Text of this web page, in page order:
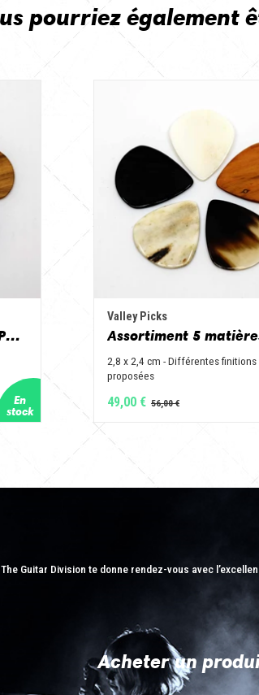
pourriez également
Assortiment 5 matières Petit Jazz - Corne de vache, os, bois de cerf, buis et corne de buffle
Valley Picks
2,8 x 2,4 cm - Différentes finitions
proposées
49,00 €
The Guitar Division te donne rendez-vous avec
Acheter un